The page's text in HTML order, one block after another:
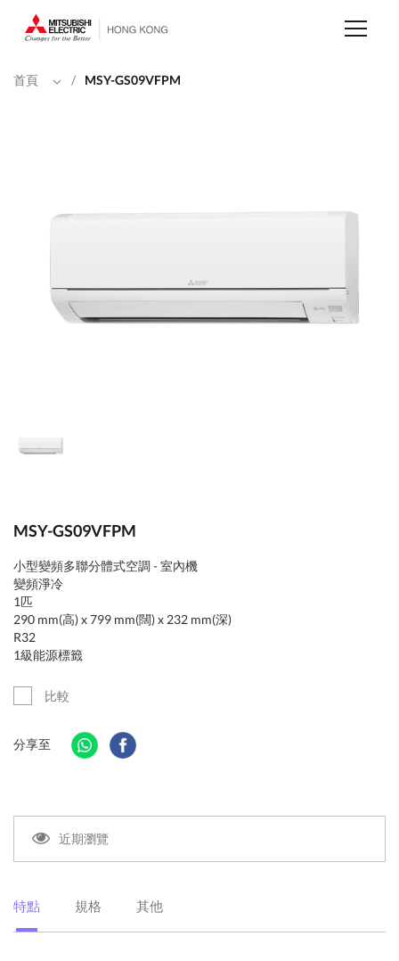
首頁 / MSY-GS09VFPM
MSY-GS09VFPM
小型變頻多聯分體式空調 - 室內機
變頻淨冷
1匹
290 mm(高) x 799 mm(闊) x 232 mm(深)
R32
1級能源標籤
比較
分享至
近期瀏覽
特點 規格 其他